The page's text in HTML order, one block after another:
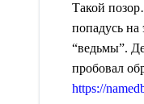
Такой
попадусь на
“ведьмы”.
пробовал
https://